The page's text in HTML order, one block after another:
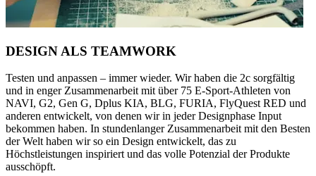
DESIGN ALS TEAMWORK
Testen und anpassen – immer wieder. Wir haben die 2c sorgfältig
und in enger Zusammenarbeit mit über 75 E-Sport-Athleten von
NAVI, G2, Gen G, Dplus KIA, BLG, FURIA, FlyQuest RED und
anderen entwickelt, von denen wir in jeder Designphase Input
bekommen haben. In stundenlanger Zusammenarbeit mit den Besten
der Welt haben wir so ein Design entwickelt, das zu
Höchstleistungen inspiriert und das volle Potenzial der Produkte
ausschöpft.